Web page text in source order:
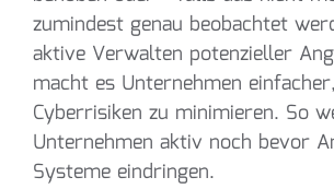
zumindest genau beobachtet
aktive Verwalten potenzieller
macht es Unternehmen
Cyberrisiken zu minimieren. So
Unternehmen aktiv noch bevor
Systeme eindringen.